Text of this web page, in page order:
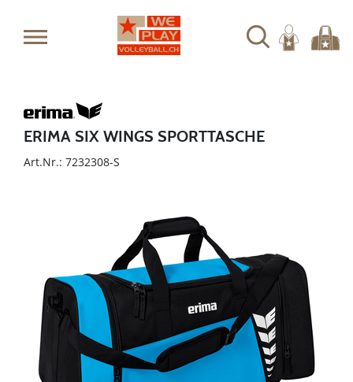
ERIMA SIX WINGS SPORTTASCHE
Art.Nr.: 7232308-S